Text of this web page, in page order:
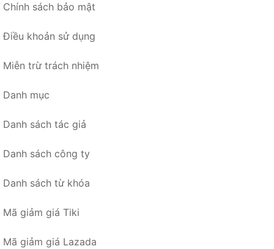
Chính sách bảo mật
Điều khoản sử dụng
Miễn trừ trách nhiệm
Danh mục
Danh sách tác giả
Danh sách công ty
Danh sách từ khóa
Mã giảm giá Tiki
Mã giảm giá Lazada